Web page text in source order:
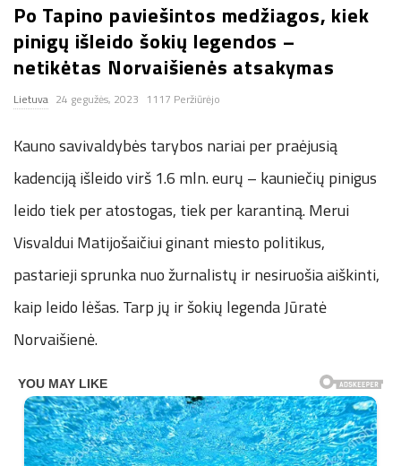
n
.
n
e
t
Po Tapino paviešintos medžiagos, kiek
pinigų išleido šokių legendos –
netikėtas Norvaišienės atsakymas
Lietuva 24 gegužės, 2023 1117 Peržiūrėjo
Kauno savivaldybės tarybos nariai per praėjusią
kadenciją išleido virš 1.6 mln. eurų – kauniečių pinigus
leido tiek per atostogas, tiek per karantiną. Merui
Visvaldui Matijošaičiui ginant miesto politikus,
pastarieji sprunka nuo žurnalistų ir nesiruošia aiškinti,
kaip leido lėšas. Tarp jų ir šokių legenda Jūratė
Norvaišienė.